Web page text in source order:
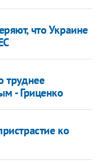
что Украине
труднее
- Гриценко
ко